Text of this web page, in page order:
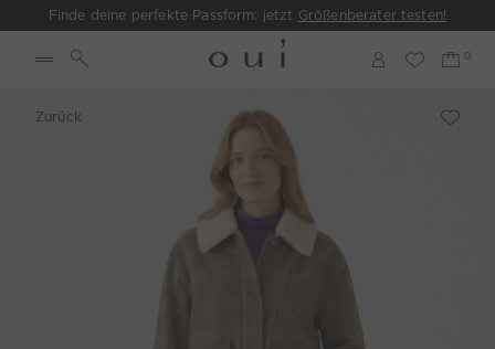
Finde deine perfekte Passform: jetzt Größenberater testen!
Zurück